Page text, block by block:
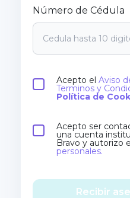
Número de Cédula
Acepto el Aviso
Terminos y
Política de
Acepto ser
una cuenta
Bravo y autorizo
personales.
Recibir